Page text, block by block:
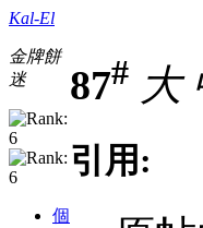
Kal-El
金牌餅
迷
個
87# 大
引用: